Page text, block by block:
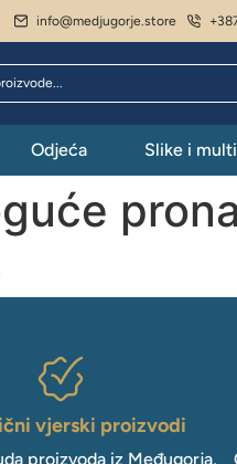
info@medjugorje.store
Odjeća Slike i
vjerski proizvodi
proizvoda iz Međugorja,